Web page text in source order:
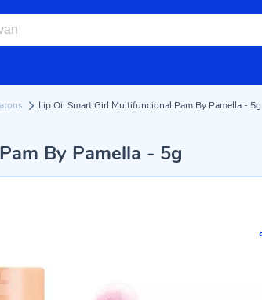
Lip Oil Smart Girl Multifuncional Pam By Pamella - 5g
By Pamella - 5g